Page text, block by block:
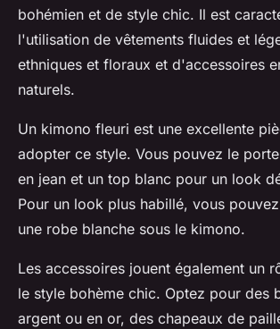
bohémien et de style chic. Il est
l'utilisation de vêtements fluides et
ethniques et floraux et d'accessoires
naturels.
Un kimono fleuri est une excellente
adopter ce style. Vous pouvez le
en jean et un top blanc pour un look
Pour un look plus habillé, vous
une robe blanche sous le kimono.
Les accessoires jouent également un
le style bohème chic. Optez pour des
argent ou en or, des chapeaux de